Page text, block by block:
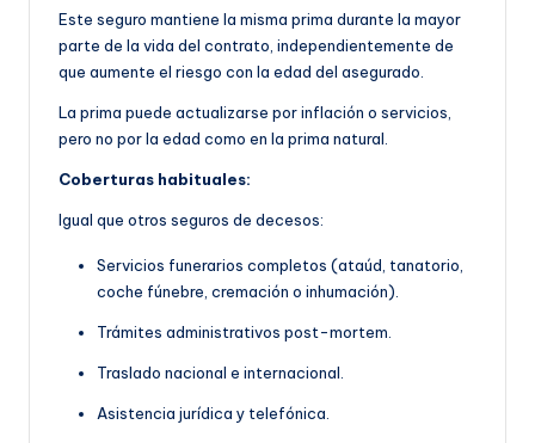
Este seguro mantiene la misma prima durante la mayor
parte de la vida del contrato, independientemente de
que aumente el riesgo con la edad del asegurado.
La prima puede actualizarse por inflación o servicios,
pero no por la edad como en la prima natural.
Coberturas habituales:
Igual que otros seguros de decesos:
Servicios funerarios completos (ataúd, tanatorio,
coche fúnebre, cremación o inhumación).
Trámites administrativos post-mortem.
Traslado nacional e internacional.
Asistencia jurídica y telefónica.